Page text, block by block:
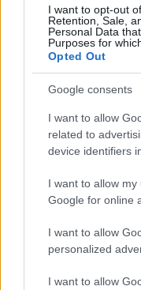
I want to opt-out
Retention, Sale,
Personal Data
Purposes for
Opted Out
Google consents
I want to allow
related to
device identifiers
I want to allow
Google for online
I want to allow
personalized
I want to allow
Mező Gábor
A Hálózat